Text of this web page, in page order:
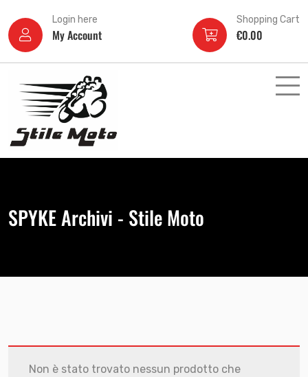
Login here
My Account
Shopping Cart
€0.00
SPYKE Archivi - Stile Moto
Non è stato trovato nessun prodotto che